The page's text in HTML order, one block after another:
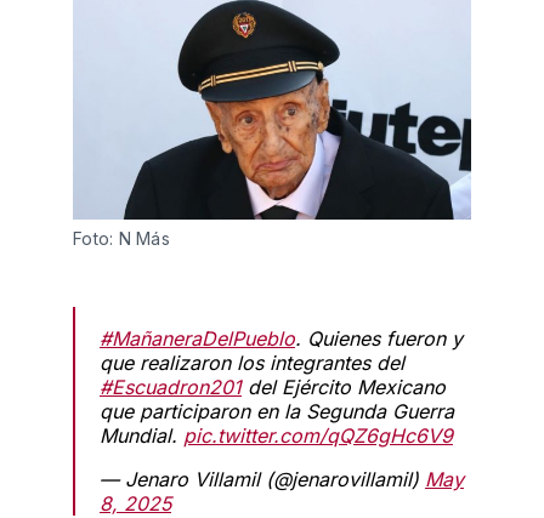
Foto: N Más
#MañaneraDelPueblo. Quienes fueron y
que realizaron los integrantes del
#Escuadron201del Ejército Mexicano
que participaron en la Segunda Guerra
Mundial. pic.twitter.com/qQZ6gHc6V9
— Jenaro Villamil (@jenarovillamil) May
8, 2025